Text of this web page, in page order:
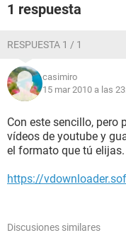
1 respuesta
RESPUESTA 1 / 1
casimiro
15 mar 2010 a las
Con este sencillo, pero
vídeos de youtube y
el formato que tú
https://
Discusiones similares